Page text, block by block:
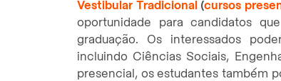
Vestibular Tradicional(cursos
oportunidade para candidatos
graduação. Os interessados
incluindo Ciências Sociais,
presencial, os estudantes também